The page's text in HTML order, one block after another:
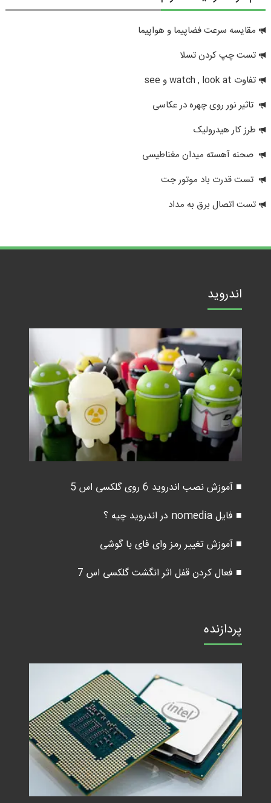
مقایسه سرعت فضاپیما و هواپیما
تست چپ کردن تسلا
تفاوت watch , look at و see
تاثیر نور روی چهره در عکاسی
طرز کار هیدرولیک
صحنه آهسته میدان مغناطیسی
تست قدرت باد موتور جت
تست اتصال برق به مداد
اندروید
■ آموزش نصب اندروید 6 روی گلکسی اس 5
■ فایل nomedia در اندروید چیه ؟
■ آموزش تغییر رمز وای فای با گوشی
■ فعال کردن قفل اثر انگشت گلکسی اس 7
پردازنده